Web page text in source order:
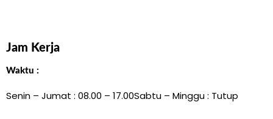
Jam Kerja
Waktu :
Senin – Jumat : 08.00 – 17.00Sabtu – Minggu : Tutup